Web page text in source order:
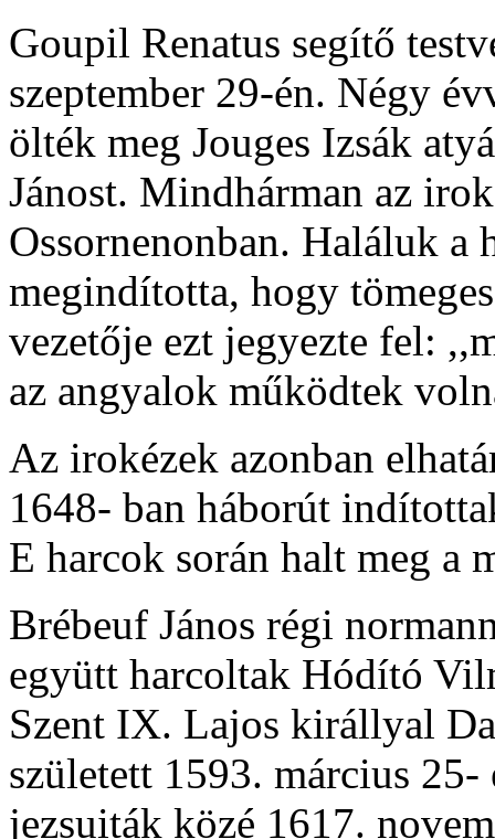
Goupil Renatus segítő
szeptember 29-én. Négy
ölték meg Jouges Izsák
Jánost. Mindhárman az
Ossornenonban. Haláluk
megindította, hogy
vezetője ezt jegyezte fel:
az angyalok működtek
Az irokézek azonban
1648- ban háborút
E harcok során halt meg a
Brébeuf János régi
együtt harcoltak Hódító
Szent IX. Lajos királlyal
született 1593. március 25-
jezsuiták közé 1617.